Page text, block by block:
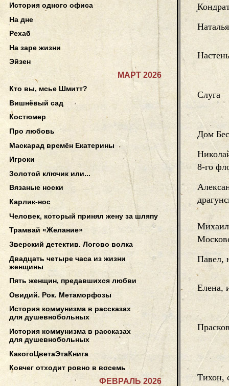
Слуга
Дом
8-го
Павел,
Елена,
Тихон,
История одного офиса
На дне
Рехаб
На заре жизни
Эйзен
МАРТ 2026
Кто вы, мсье Шмитт?
Вишнёвый сад
Костюмер
Про любовь
Маскарад времён Екатерины
Игроки
Золотой ключик или...
Вязаные носки
Карлик-нос
Человек, который принял жену за шляпу
Трамвай «Желание»
Зверский детектив. Логово волка
Двадцать четыре часа из жизни
женщины
Пять женщин, предавшихся любви
Овидий. Рок. Метаморфозы
История коммунизма в рассказах
для душевнобольных
История коммунизма в рассказах
для душевнобольных
КакогоЦветаЭтаКнига
Ковчег отходит ровно в восемь
ФЕВРАЛЬ 2026